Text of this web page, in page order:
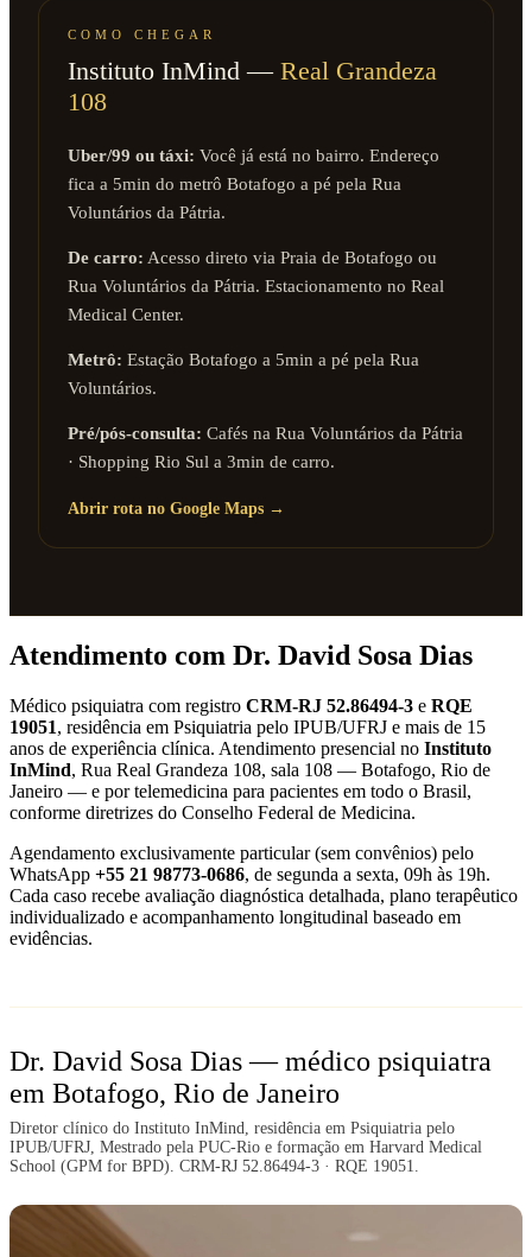
COMO CHEGAR
Instituto InMind — Real Grandeza
108
Uber/99 ou táxi: Você já está no bairro. Endereço
fica a 5min do metrô Botafogo a pé pela Rua
Voluntários da Pátria.
De carro: Acesso direto via Praia de Botafogo ou
Rua Voluntários da Pátria. Estacionamento no Real
Medical Center.
Metrô: Estação Botafogo a 5min a pé pela Rua
Voluntários.
Pré/pós-consulta: Cafés na Rua Voluntários da Pátria
· Shopping Rio Sul a 3min de carro.
Abrir rota no Google Maps →
Atendimento com Dr. David Sosa Dias
Médico psiquiatra com registro CRM-RJ 52.86494-3 e RQE
19051, residência em Psiquiatria pelo IPUB/UFRJ e mais de 15
anos de experiência clínica. Atendimento presencial no Instituto
InMind, Rua Real Grandeza 108, sala 108 — Botafogo, Rio de
Janeiro — e por telemedicina para pacientes em todo o Brasil,
conforme diretrizes do Conselho Federal de Medicina.
Agendamento exclusivamente particular (sem convênios) pelo
WhatsApp +55 21 98773-0686, de segunda a sexta, 09h às 19h.
Cada caso recebe avaliação diagnóstica detalhada, plano terapêutico
individualizado e acompanhamento longitudinal baseado em
evidências.
Dr. David Sosa Dias — médico psiquiatra
em Botafogo, Rio de Janeiro
Diretor clínico do Instituto InMind, residência em Psiquiatria pelo
IPUB/UFRJ, Mestrado pela PUC-Rio e formação em Harvard Medical
School (GPM for BPD). CRM-RJ 52.86494-3 · RQE 19051.